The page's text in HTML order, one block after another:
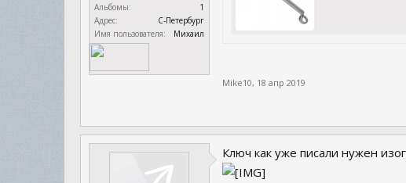
Альбомы:
1
Адрес:
С-Петербург
Имя пользователя:
Михаил
Mike10, 18 апр 2019
Ключ как уже писали нужен